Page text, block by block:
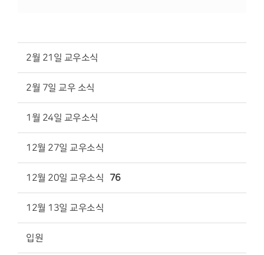
2월 21일 교우소식
2월 7일 교우 소식
1월 24일 교우소식
12월 27일 교우소식
12월 20일 교우소식 76
12월 13일 교우소식
입원